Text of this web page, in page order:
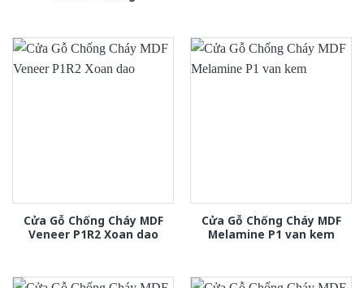
Cửa Gỗ Chống Cháy MDF
Veneer P1R2 Xoan dao
Cửa Gỗ Chống Cháy MDF
Melamine P1 van kem